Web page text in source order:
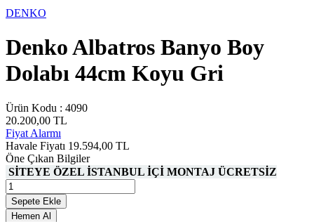
DENKO
Denko Albatros Banyo Boy
Dolabı 44cm Koyu Gri
Ürün Kodu : 4090
20.200,00 TL
Fiyat Alarmı
Havale Fiyatı 19.594,00 TL
Öne Çıkan Bilgiler
SİTEYE ÖZEL İSTANBUL İÇİ MONTAJ ÜCRETSİZ
Sepete Ekle
Hemen Al